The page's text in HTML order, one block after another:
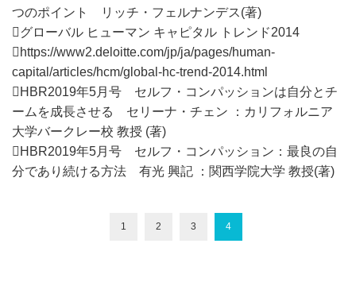
つのポイント リッチ・フェルナンデス(著)
グローバル ヒューマン キャピタル トレンド2014
https://www2.deloitte.com/jp/ja/pages/human-
capital/articles/hcm/global-hc-trend-2014.html
HBR2019年5月号 セルフ・コンパッションは自分とチ
ームを成長させる セリーナ・チェン ：カリフォルニア
大学バークレー校 教授 (著)
HBR2019年5月号 セルフ・コンパッション：最良の自
分であり続ける方法 有光 興記 ：関西学院大学 教授(著)
1 2 3 4